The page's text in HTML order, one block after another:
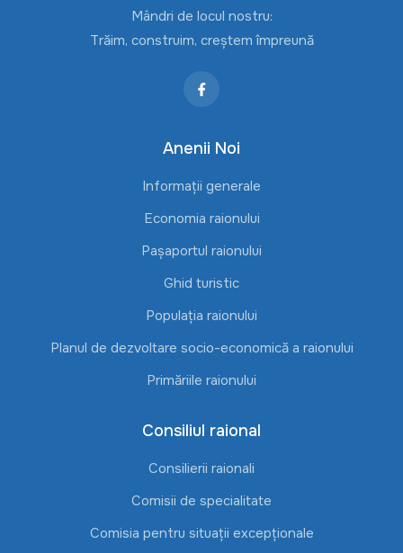
Mândri de locul nostru:
Trăim, construim, creștem împreună
Anenii Noi
Informații generale
Economia raionului
Pașaportul raionului
Ghid turistic
Populația raionului
Planul de dezvoltare socio-economică a raionului
Primăriile raionului
Consiliul raional
Consilierii raionali
Comisii de specialitate
Comisia pentru situații excepționale